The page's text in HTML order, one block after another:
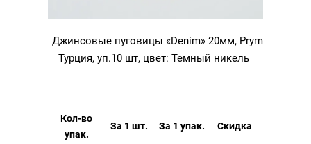
Джинсовые пуговицы «Denim» 20мм, Prym
Турция, уп.10 шт, цвет: Темный никель
Кол-во
упак.
За 1 шт. За 1 упак. Скидка